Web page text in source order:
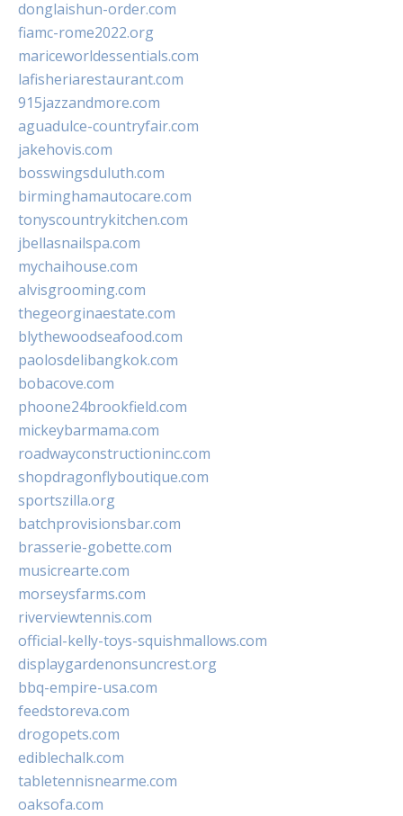
donglaishun-order.com
fiamc-rome2022.org
mariceworldessentials.com
lafisheriarestaurant.com
915jazzandmore.com
aguadulce-countryfair.com
jakehovis.com
bosswingsduluth.com
birminghamautocare.com
tonyscountrykitchen.com
jbellasnailspa.com
mychaihouse.com
alvisgrooming.com
thegeorginaestate.com
blythewoodseafood.com
paolosdelibangkok.com
bobacove.com
phoone24brookfield.com
mickeybarmama.com
roadwayconstructioninc.com
shopdragonflyboutique.com
sportszilla.org
batchprovisionsbar.com
brasserie-gobette.com
musicrearte.com
morseysfarms.com
riverviewtennis.com
official-kelly-toys-squishmallows.com
displaygardenonsuncrest.org
bbq-empire-usa.com
feedstoreva.com
drogopets.com
ediblechalk.com
tabletennisnearme.com
oaksofa.com